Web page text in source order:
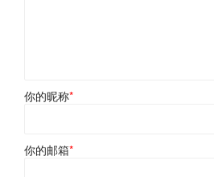
你的昵称*
你的邮箱*